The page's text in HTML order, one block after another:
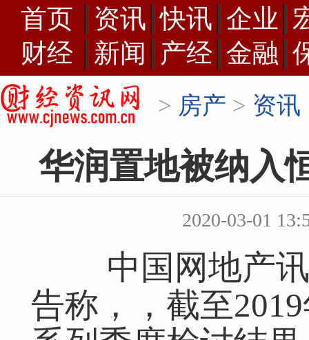
首页 资讯 快讯 企业
财经
新闻 产经 金融
> 房产 > 资讯
华润置地被纳入
2020-03-01
中国网地产讯
告称，，截至